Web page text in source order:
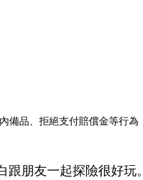
備品、拒絕支付賠償金等行為
跟朋友一起探險很好玩